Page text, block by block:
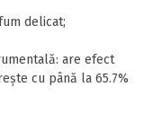
delicat;
are efect
cu până la 65.7%